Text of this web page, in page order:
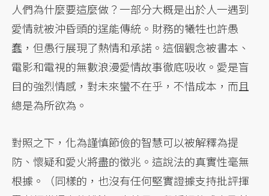
人們為什麼要這麼做？一部分大概是出於人一遇到
愛情就被沖昏頭的逞能傳統。財務的犧牲也許愚
蠢，但愚行展現了熱情和承諾。這個觀念被書本、
電影和電視的無數浪漫愛情故事徹底吸收。愛是盲
目的強烈情感，對未來蠻不在乎，不惜成本，而且
總是為所欲為。
對照之下，化為謹慎節儉的智慧可以被解釋為提
防、懷疑和愛火將盡的徵兆。這說法的真實性毫無
根據。（同樣的，也沒有任何堅實證據支持批評揮